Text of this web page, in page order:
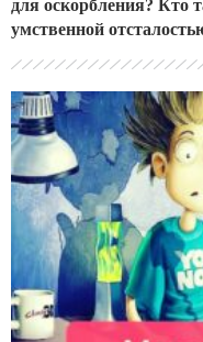
для оскорбления? Кто
умственной